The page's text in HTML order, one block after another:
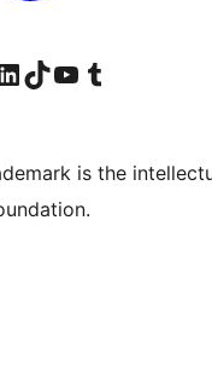
megtekintése
account
our LinkedIn account
Visit our TikTok account
Visit our YouTube channel
Visit our Tumblr account
is the